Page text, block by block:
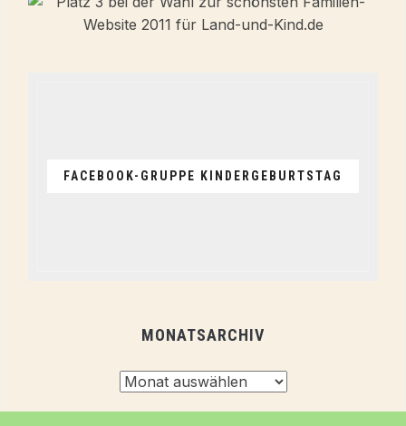
FACEBOOK-GRUPPE KINDERGEBURTSTAG
MONATSARCHIV